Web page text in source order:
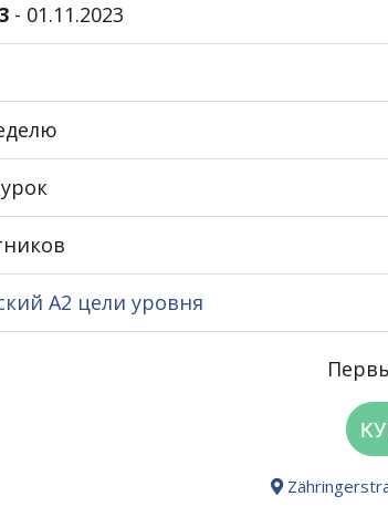
- 01.11.2023
A2 цели уровня